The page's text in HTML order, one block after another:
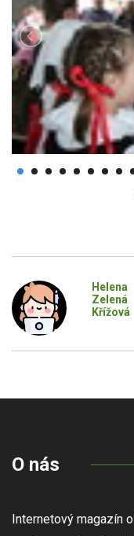
Helena
Zelená
Křížová
O nás
Internetový magazín